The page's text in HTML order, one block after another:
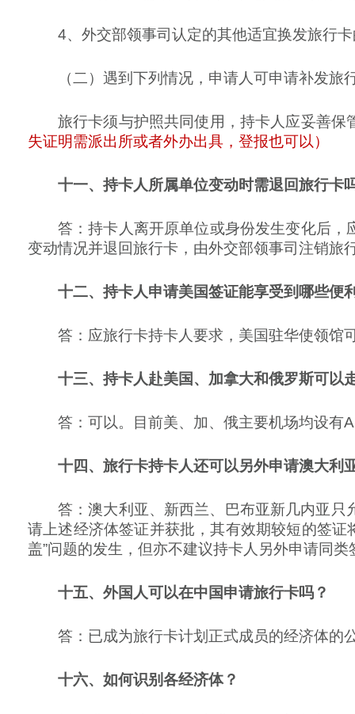
4、外交部领事司认定的其他适宜换发旅行
（二）遇到下列情况，申请人可申请补发旅
旅行卡须与护照共同使用，持卡人应妥善
失证明需派出所或者外办出具，登报也可以）
十一、持卡人所属单位变动时需退回旅行卡
答：持卡人离开原单位或身份发生变化后
变动情况并退回旅行卡，由外交部领事司注销旅
十二、持卡人申请美国签证能享受到哪些便
答：应旅行卡持卡人要求，美国驻华使领馆
十三、持卡人赴美国、加拿大和俄罗斯可以
答：可以。目前美、加、俄主要机场均设有
十四、旅行卡持卡人还可以另外申请澳大利
答：澳大利亚、新西兰、巴布亚新几内亚
请上述经济体签证并获批，其有效期较短的签
盖”问题的发生，但亦不建议持卡人另外申请同类
十五、外国人可以在中国申请旅行卡吗？
答：已成为旅行卡计划正式成员的经济体的
十六、如何识别各经济体？